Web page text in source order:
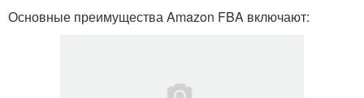
Основные преимущества Amazon FBA включают: